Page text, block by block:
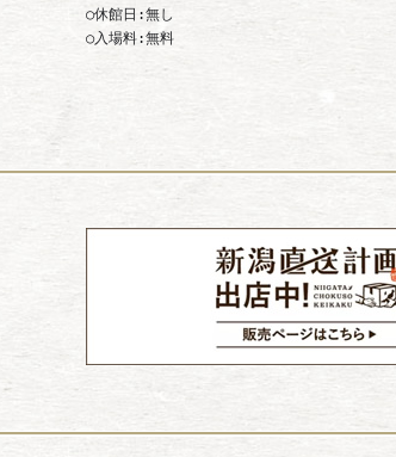
○休館日:無し
○入場料:無料